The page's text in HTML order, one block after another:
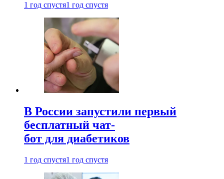
1 год спустя1 год спустя
В России запустили первый
бесплатный чат-
бот для диабетиков
1 год спустя1 год спустя